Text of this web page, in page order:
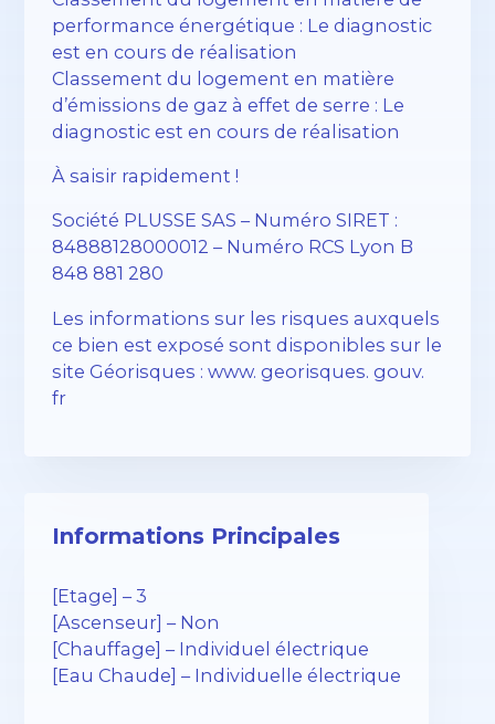
performance énergétique : Le diagnostic
est en cours de réalisation
Classement du logement en matière
d’émissions de gaz à effet de serre : Le
diagnostic est en cours de réalisation
À saisir rapidement !
Société PLUSSE SAS – ​​Numéro SIRET :
84888128000012 – Numéro RCS Lyon B
848 881 280
Les informations sur les risques auxquels
ce bien est exposé sont disponibles sur le
site Géorisques : www. georisques. gouv.
fr
Informations Principales
[Etage] – 3
[Ascenseur] – Non
[Chauffage] – Individuel électrique
[Eau Chaude] – Individuelle électrique